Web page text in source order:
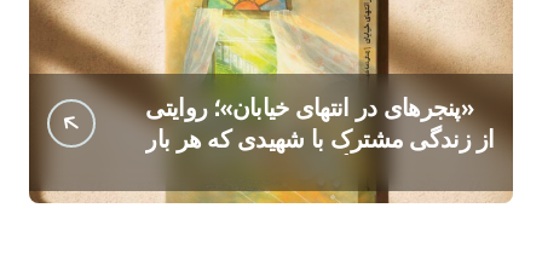
«پنجرهای در انتهای خیابان»؛ روایتی
از زندگی مشترک با شهیدی که هر بار